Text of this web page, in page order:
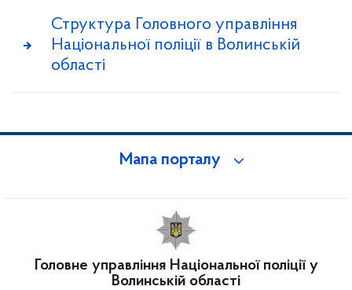
Структура Головного управління
Національної поліції в Волинській
області
Мапа порталу
Головне управління Національної поліції у
Волинській області